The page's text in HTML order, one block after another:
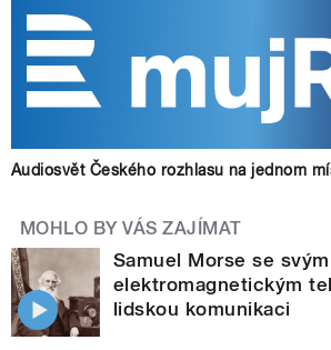
Audiosvět Českého rozhlasu na jednom
MOHLO BY VÁS ZAJÍMAT
Samuel Morse se svým
elektromagnetickým
lidskou komunikaci